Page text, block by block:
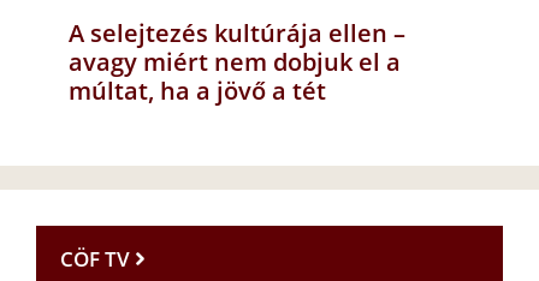
A selejtezés kultúrája ellen –
avagy miért nem dobjuk el a
múltat, ha a jövő a tét
CÖF TV